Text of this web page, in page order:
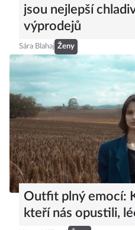
jsou nejlepší
výprodejů
Sára Blahaj Ženy
Outfit plný emocí:
kteří nás opustili,